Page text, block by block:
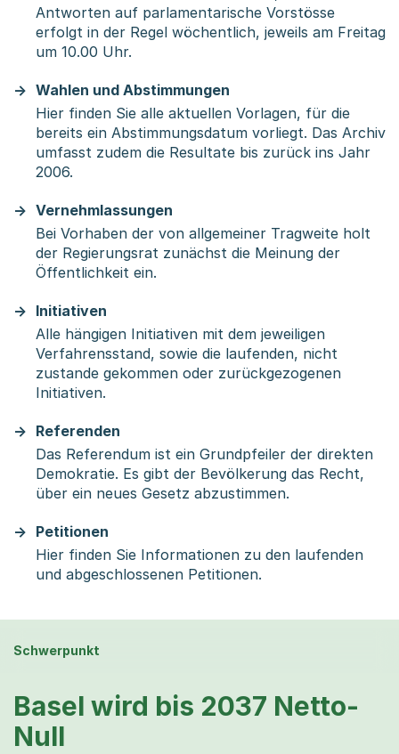
Antworten auf parlamentarische Vorstösse
erfolgt in der Regel wöchentlich, jeweils am Freitag
um 10.00 Uhr.
Wahlen und Abstimmungen
Hier finden Sie alle aktuellen Vorlagen, für die
bereits ein Abstimmungsdatum vorliegt. Das Archiv
umfasst zudem die Resultate bis zurück ins Jahr
2006.
Vernehmlassungen
Bei Vorhaben der von allgemeiner Tragweite holt
der Regierungsrat zunächst die Meinung der
Öffentlichkeit ein.
Initiativen
Alle hängigen Initiativen mit dem jeweiligen
Verfahrensstand, sowie die laufenden, nicht
zustande gekommen oder zurückgezogenen
Initiativen.
Referenden
Das Referendum ist ein Grundpfeiler der direkten
Demokratie. Es gibt der Bevölkerung das Recht,
über ein neues Gesetz abzustimmen.
Petitionen
Hier finden Sie Informationen zu den laufenden
und abgeschlossenen Petitionen.
Schwerpunkt
Basel wird bis 2037 Netto-
Null